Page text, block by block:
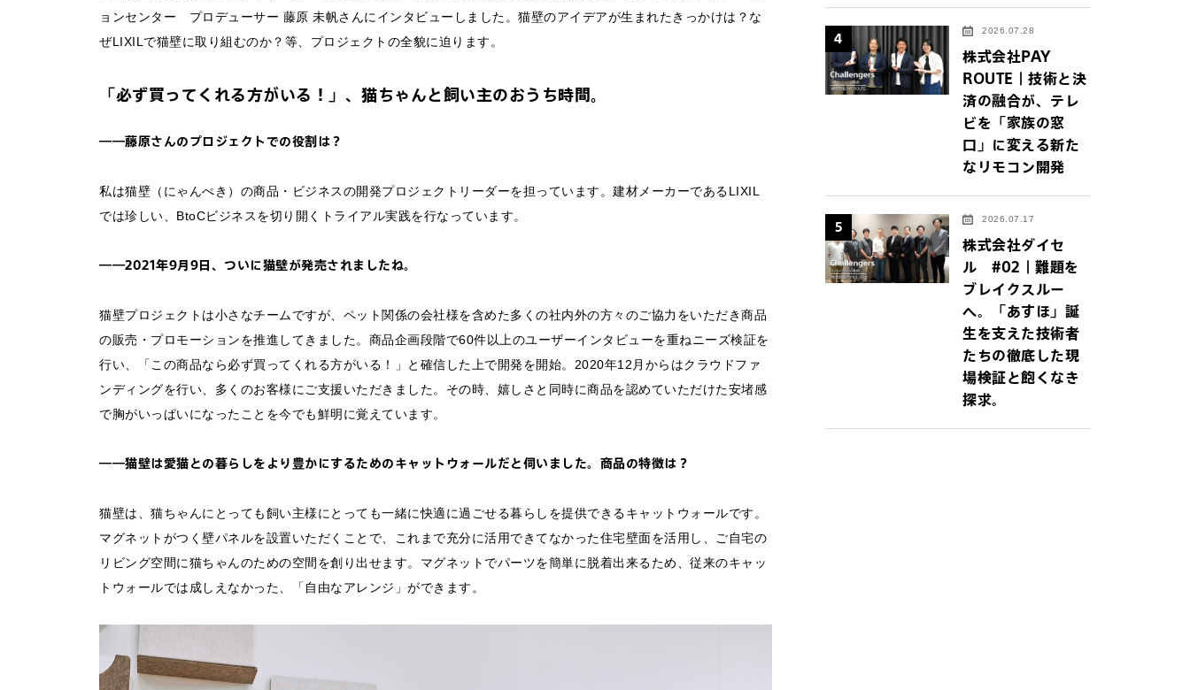
ョンセンター プロデューサー 藤原 未帆さんにインタビューしました。猫壁のアイデアが生まれたきっかけは？な
ぜLIXILで猫壁に取り組むのか？等、プロジェクトの全貌に迫ります。
「必ず買ってくれる方がいる！」、猫ちゃんと飼い主のおうち時間。
――藤原さんのプロジェクトでの役割は？
私は猫壁（にゃんぺき）の商品・ビジネスの開発プロジェクトリーダーを担っています。建材メーカーであるLIXIL
では珍しい、BtoCビジネスを切り開くトライアル実践を行なっています。
――2021年9月9日、ついに猫壁が発売されましたね。
猫壁プロジェクトは小さなチームですが、ペット関係の会社様を含めた多くの社内外の方々のご協力をいただき商品
の販売・プロモーションを推進してきました。商品企画段階で60件以上のユーザーインタビューを重ねニーズ検証を
行い、「この商品なら必ず買ってくれる方がいる！」と確信した上で開発を開始。2020年12月からはクラウドファ
ンディングを行い、多くのお客様にご支援いただきました。その時、嬉しさと同時に商品を認めていただけた安堵感
で胸がいっぱいになったことを今でも鮮明に覚えています。
――猫壁は愛猫との暮らしをより豊かにするためのキャットウォールだと伺いました。商品の特徴は？
猫壁は、猫ちゃんにとっても飼い主様にとっても一緒に快適に過ごせる暮らしを提供できるキャットウォールです。
マグネットがつく壁パネルを設置いただくことで、これまで充分に活用できてなかった住宅壁面を活用し、ご自宅の
リビング空間に猫ちゃんのための空間を創り出せます。マグネットでパーツを簡単に脱着出来るため、従来のキャッ
トウォールでは成しえなかった、「自由なアレンジ」ができます。
4 2026.07.28
株式会社PAY
ROUTE｜技術と決
済の融合が、テレ
ビを「家族の窓
口」に変える新た
なリモコン開発
5 2026.07.17
株式会社ダイセ
ル #02｜難題を
ブレイクスルー
へ。「あすほ」誕
生を支えた技術者
たちの徹底した現
場検証と飽くなき
探求。